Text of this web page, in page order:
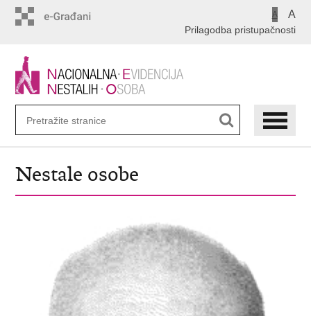
A A
Prilagodba pristupačnosti
Nestale osobe